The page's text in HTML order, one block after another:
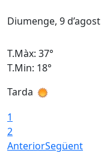
Diumenge, 9 d’agost
T.Màx: 37°
T.Min: 18°
Tarda
1
2
AnteriorSegüent